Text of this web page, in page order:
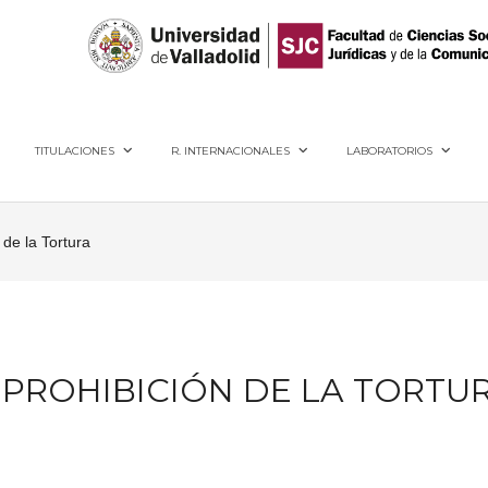
TITULACIONES R. INTERNACIONALES LABORATORIOS
la Tortura
DE LA